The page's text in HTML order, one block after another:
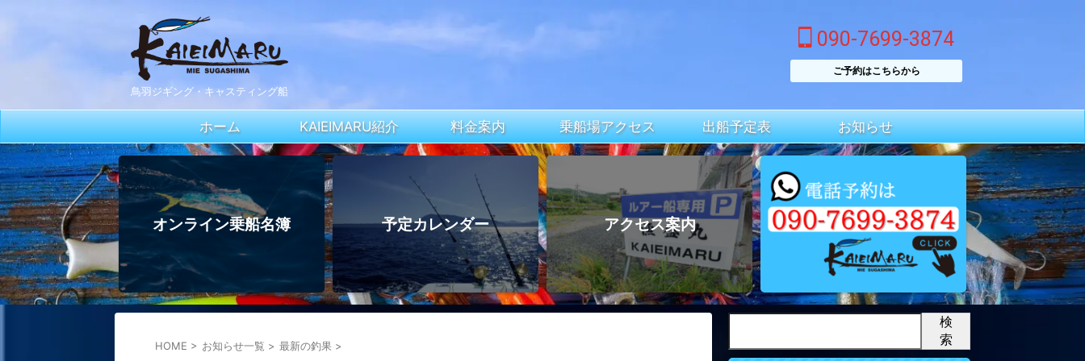
鳥羽ジギング・キャスティング船
090-7699-3874
ご予約はこちらから
ホーム KAIEIMARU紹介 料金案内 乗船場アクセス 出船予定表 お知らせ
オンライン乗船名簿 予定カレンダー アクセス案内
HOME > お知らせ一覧 > 最新の釣果 >
検
索